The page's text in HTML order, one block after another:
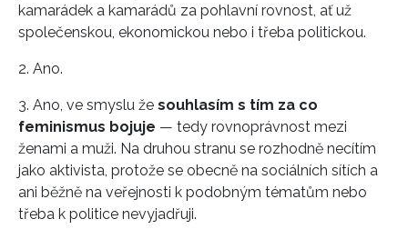
kamarádek a kamarádů za pohlavní rovnost, ať už
společenskou, ekonomickou nebo i třeba politickou.
2. Ano.
3. Ano, ve smyslu že souhlasím s tím za co
feminismus bojuje — tedy rovnoprávnost mezi
ženami a muži. Na druhou stranu se rozhodně necítím
jako aktivista, protože se obecně na sociálních sítích a
ani běžně na veřejnosti k podobným tématům nebo
třeba k politice nevyjadřuji.